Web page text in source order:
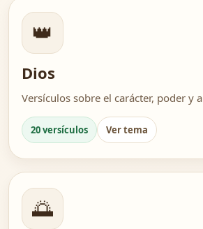
👑
Dios
Versículos sobre el carácter, poder y
20 versículos Ver tema
🌅